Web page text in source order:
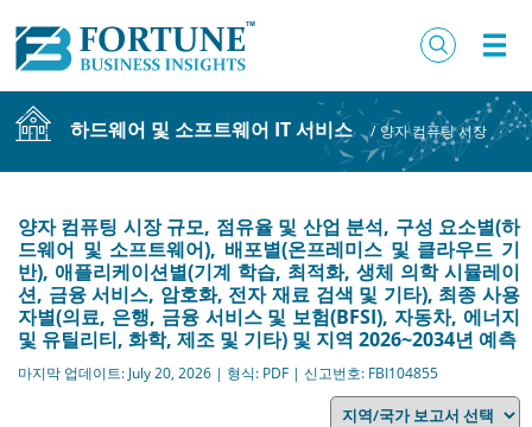
하드웨어 및 소프트웨어 IT 서비스 / 양자 컴퓨팅 시장
양자 컴퓨팅 시장 규모, 점유율 및 산업 분석, 구성 요소별(하
드웨어 및 소프트웨어), 배포별(온프레미스 및 클라우드 기
반), 애플리케이션별(기계 학습, 최적화, 생체 의학 시뮬레이
션, 금융 서비스, 암호화, 전자 재료 검색 및 기타), 최종 사용
자별(의료, 은행, 금융 서비스 및 보험(BFSI), 자동차, 에너지
및 유틸리티, 화학, 제조 및 기타) 및 지역 2026~2034년 예측
마지막 업데이트: July 20, 2026 | 형식: PDF | 신고번호: FBI104855